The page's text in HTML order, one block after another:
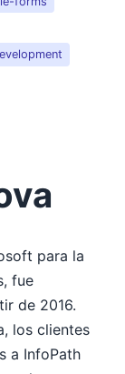
para la
fue
de 2016.
los clientes
a InfoPath